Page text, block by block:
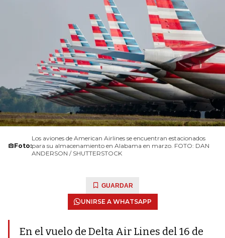
Foto:
Los aviones de American Airlines se encuentran estacionados
para su almacenamiento en Alabama en marzo. FOTO: DAN
ANDERSON / SHUTTERSTOCK
GUARDAR
UNIRSE A WHATSAPP
En el vuelo de Delta Air Lines del 16 de